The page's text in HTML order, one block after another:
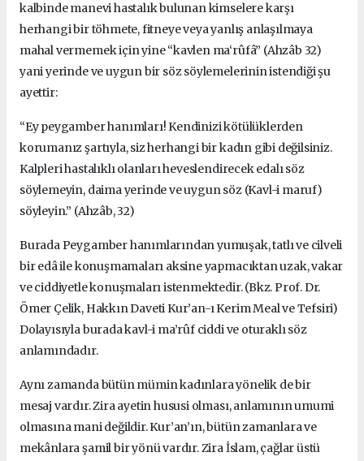
kalbinde manevi hastalık bulunan kimselere karşı
herhangi bir töhmete, fitneye veya yanlış anlaşılmaya
mahal vermemek için yine “kavlen ma‘rûfâ” (Ahzâb 32)
yani yerinde ve uygun bir söz söylemelerinin istendiği şu
ayettir:
“Ey peygamber hanımları! Kendinizi kötülüklerden
korumanız şartıyla, siz herhangi bir kadın gibi değilsiniz.
Kalpleri hastalıklı olanları heveslendirecek edalı söz
söylemeyin, daima yerinde ve uygun söz (Kavl-i maruf)
söyleyin.” (Ahzâb, 32)
Burada Peygamber hanımlarından yumuşak, tatlı ve cilveli
bir edâ ile konuşmamaları aksine yapmacıktan uzak, vakar
ve ciddiyetle konuşmaları istenmektedir. (Bkz. Prof. Dr.
Ömer Çelik, Hakkın Daveti Kur’an-ı Kerim Meal ve Tefsiri)
Dolayısıyla burada kavl-i ma’rûf ciddi ve oturaklı söz
anlamındadır.
Aynı zamanda bütün mümin kadınlara yönelik de bir
mesaj vardır. Zira ayetin hususi olması, anlamının umumi
olmasına mani değildir. Kur’an’ın, bütün zamanlara ve
mekânlara şamil bir yönü vardır. Zira İslam, çağlar üstü